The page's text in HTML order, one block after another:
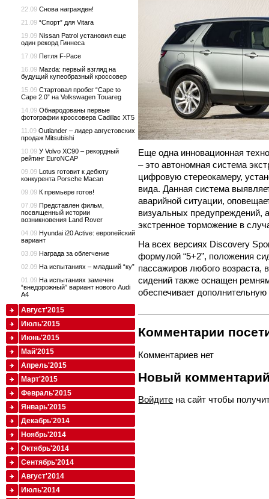
Еще одна инновационная
– это автономная система
цифровую стереокамеру,
вида. Данная система
аварийной ситуации,
визуальных предупреждений,
экстренное торможение в
На всех версиях Discovery
формулой “5+2”, положения
пассажиров любого возраста,
сидений также оснащен
обеспечивает дополнительную
Комментарии
Комментариев нет
Новый
Войдите на сайт чтобы
22.09 Снова награжден!
21.09 “Спорт” для Vitara
19.09 Nissan Patrol установил еще
один рекорд Гиннеса
17.09 Петля F-Pace
16.09 Mazda: первый взгляд на
будущий купеобразный кроссовер
15.09 Стартовал пробег “Cape to
Cape 2.0” на Volkswagen Touareg
14.09 Обнародованы первые
фотографии кроссовера Cadillac XT5
11.09 Outlander – лидер августовских
продаж Mitsubishi
10.09 У Volvo XC90 – рекордный
рейтинг EuroNCAP
09.09 Lotus готовит к дебюту
конкурента Porsche Macan
09.09 К премьере готов!
07.09 Представлен фильм,
посвященный истории
возникновения Land Rover
04.09 Hyundai i20 Active: европейский
вариант
03.09 Награда за облегчение
02.09 На испытаниях – младший “ку”
01.09 На испытаниях замечен
“внедорожный” вариант нового Audi
A4
Август'2015
Июль'2015
Июнь'2015
Май'2015
Апрель'2015
Март'2015
Февраль'2015
Январь'2015
Декабрь'2014
Ноябрь'2014
Октябрь'2014
Сентябрь'2014
Август'2014
Июль'2014